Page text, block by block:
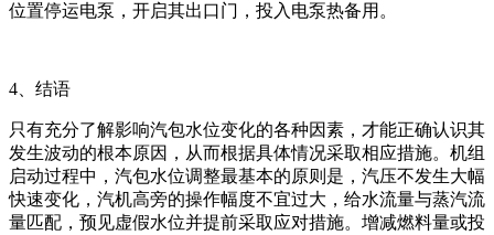
位置停运电泵，开启其出口门，投入电泵热备用。
4、结语
只有充分了解影响汽包水位变化的各种因素，才能正确认识其
发生波动的根本原因，从而根据具体情况采取相应措施。机组
启动过程中，汽包水位调整最基本的原则是，汽压不发生大幅
快速变化，汽机高旁的操作幅度不宜过大，给水流量与蒸汽流
量匹配，预见虚假水位并提前采取应对措施。增减燃料量或投